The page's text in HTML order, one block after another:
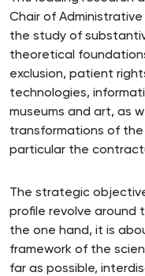
Chair of
the study of
theoretical
exclusion, patient
technologies,
museums and art, as
transformations of the
particular the
The strategic
profile revolve around
the one hand, it is
framework of the
far as possible,